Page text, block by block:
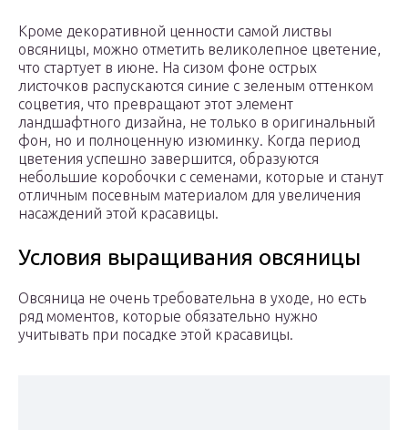
Кроме декоративной ценности самой листвы
овсяницы, можно отметить великолепное цветение,
что стартует в июне. На сизом фоне острых
листочков распускаются синие с зеленым оттенком
соцветия, что превращают этот элемент
ландшафтного дизайна, не только в оригинальный
фон, но и полноценную изюминку. Когда период
цветения успешно завершится, образуются
небольшие коробочки с семенами, которые и станут
отличным посевным материалом для увеличения
насаждений этой красавицы.
Условия выращивания овсяницы
Овсяница не очень требовательна в уходе, но есть
ряд моментов, которые обязательно нужно
учитывать при посадке этой красавицы.